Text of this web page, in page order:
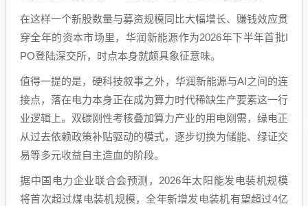
在这样一个新股数量与募资规模同比大幅增长、赚钱效应贯
穿全年的资本市场里，华润新能源作为2026年下半年首批I
PO登陆深交所，时点本身就颇具象征意味。
值得一提的是，硬科技叙事之外，华润新能源与AI之间的连
接点，落在电力本身正在成为算力时代稀缺生产要素这一行
业逻辑上。双碳刚性考核叠加算力产业的用电刚需，绿电正
从过去依赖政策补贴驱动的模式，逐步切换为储能、绿证交
易等多元收益自主造血的阶段。
据中国电力企业联合会预测，2026年太阳能发电装机规模
将首次超过煤电装机规模，全年新增发电装机有望超过4亿